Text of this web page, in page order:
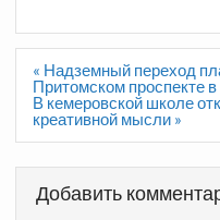
Навигация
по
записям
« Надземный переход
Притомском проспекте
В кемеровской школе
креативной мысли »
Добавить